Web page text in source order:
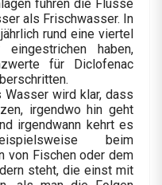
führen die Flüsse
als Frischwasser. In
rund eine viertel
haben,
für Diclofenac
wird klar, dass
irgendwo hin geht
irgendwann kehrt es
beim
von Fischen oder dem
steht, die einst mit